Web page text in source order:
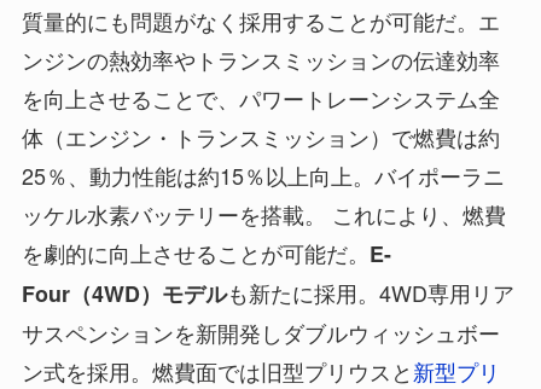
質量的にも問題がなく採用することが可能だ。エ
ンジンの熱効率やトランスミッションの伝達効率
を向上させることで、パワートレーンシステム全
体（エンジン・トランスミッション）で燃費は約
25％、動力性能は約15％以上向上。バイポーラニ
ッケル水素バッテリーを搭載。 これにより、燃費
を劇的に向上させることが可能だ。 E-
Four（4WD）モデルも新たに採用。4WD専用リア
サスペンションを新開発しダブルウィッシュボー
ン式を採用。燃費面では旧型プリウスと新型プリ